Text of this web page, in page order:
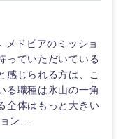
メドピアのミッショ
っていただいている
感じられる方は、こ
る職種は氷山の一角
全体はもっと大きい
ン...